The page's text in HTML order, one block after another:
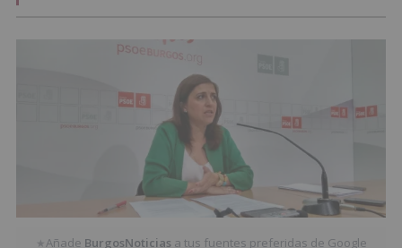
★Añade BurgosNoticias a tus fuentes preferidas de Google